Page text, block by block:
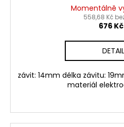
Momentálně
558,68 Kč
676 Kč
DETAIL
závit: 14mm délka závitu:
materiál